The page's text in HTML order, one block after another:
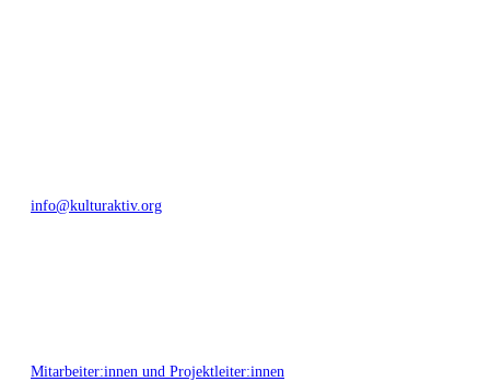
info@kulturaktiv.org
Mitarbeiter:innen und Projektleiter:innen